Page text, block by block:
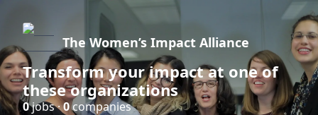
The Women’s Impact Alliance
Transform your impact at one of
these organizations
0jobs ·0companies